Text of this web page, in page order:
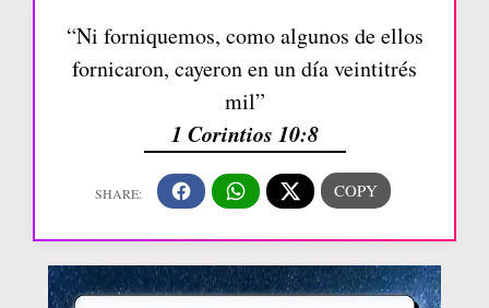
“Ni forniquemos, como algunos de ellos
fornicaron, cayeron en un día veintitrés
mil”
1 Corintios 10:8